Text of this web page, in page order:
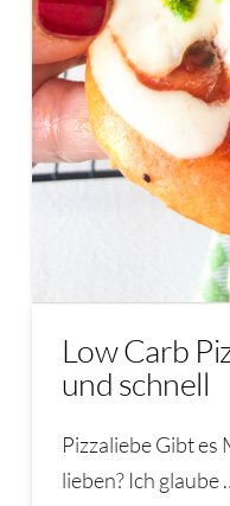
Low Carb
und schnell
Pizzaliebe Gibt es
lieben? Ich glaube